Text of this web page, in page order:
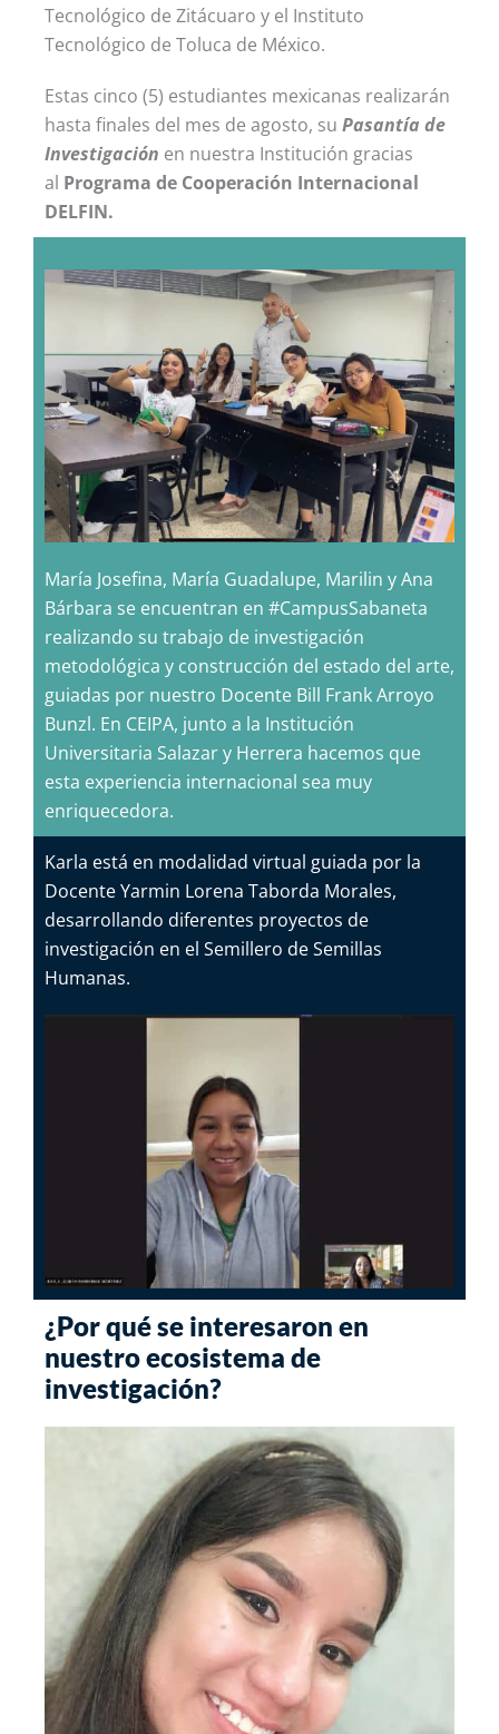
Tecnológico de Zitácuaro y el Instituto
Tecnológico de Toluca de México.
Estas cinco (5) estudiantes mexicanas realizarán
hasta finales del mes de agosto, su Pasantía de
Investigación en nuestra Institución gracias
al Programa de Cooperación Internacional
DELFIN.
María Josefina, María Guadalupe, Marilin y Ana
Bárbara se encuentran en #CampusSabaneta
realizando su trabajo de investigación
metodológica y construcción del estado del arte,
guiadas por nuestro Docente Bill Frank Arroyo
Bunzl. En CEIPA, junto a la Institución
Universitaria Salazar y Herrera hacemos que
esta experiencia internacional sea muy
enriquecedora.
Karla está en modalidad virtual guiada por la
Docente Yarmin Lorena Taborda Morales,
desarrollando diferentes proyectos de
investigación en el Semillero de Semillas
Humanas.
¿Por qué se interesaron en
nuestro ecosistema de
investigación?